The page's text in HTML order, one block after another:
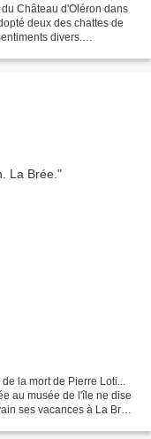
Château d'Oléron dans
deux des chattes de
divers.
la mort de Pierre Loti...
au musée de l'île ne dise
ses vacances à La Brée.